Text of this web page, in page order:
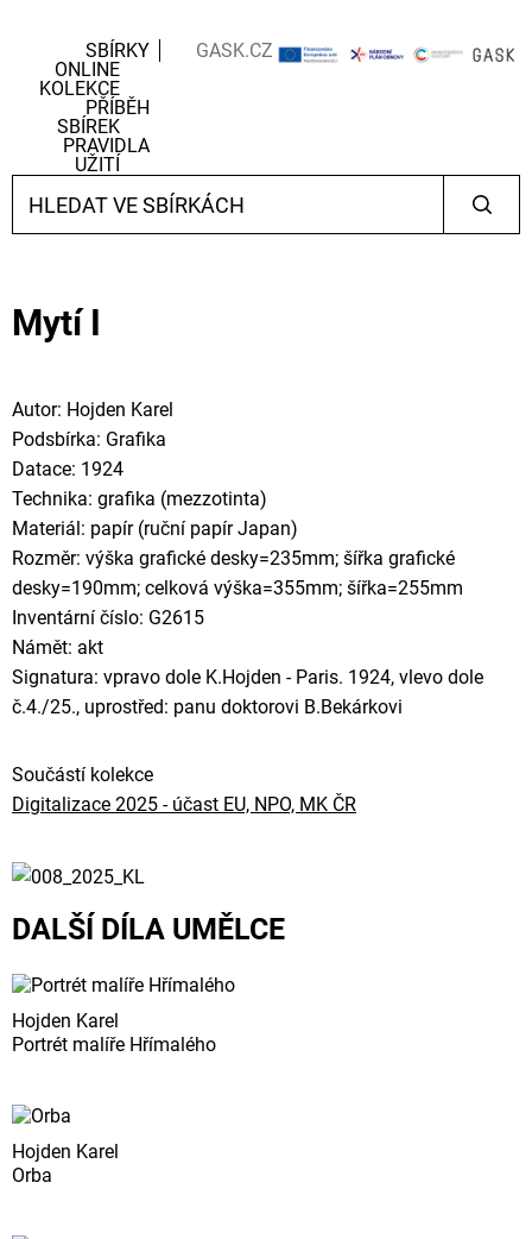
SBÍRKY
ONLINE
KOLEKCE
PŘÍBĚH
SBÍREK
PRAVIDLA
UŽITÍ
GASK.CZ
Mytí I
Autor: Hojden Karel
Podsbírka: Grafika
Datace: 1924
Technika: grafika (mezzotinta)
Materiál: papír (ruční papír Japan)
Rozměr: výška grafické desky=235mm; šířka grafické
desky=190mm; celková výška=355mm; šířka=255mm
Inventární číslo: G2615
Námět: akt
Signatura: vpravo dole K.Hojden - Paris. 1924, vlevo dole
č.4./25., uprostřed: panu doktorovi B.Bekárkovi
Součástí kolekce
Digitalizace 2025 - účast EU, NPO, MK ČR
DALŠÍ DÍLA UMĚLCE
Hojden Karel
Portrét malíře Hřímalého
Hojden Karel
Orba